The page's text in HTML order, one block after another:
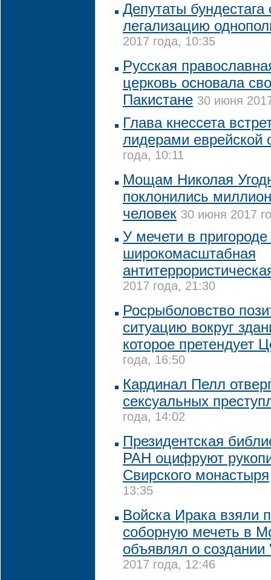
Депутаты бундестага
легализацию
2017 года, 10:35
Русская
церковь основала
Пакистане 30 июня
Глава кнессета
лидерами
года, 10:11
Мощам Николая
поклонились
человек 30 июня 2017
У мечети в
широкомасштабная
2017 года, 21:30
Росрыболовство
ситуацию вокруг
которое претендует
года, 16:50
Кардинал Пелл
сексуальных
года, 14:02
Президентская
РАН оцифруют
Свирского монастыря
13:35
Войска Ирака взяли
соборную мечеть в
объявлял о
2017 года, 12:46